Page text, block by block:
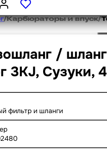
/Карбюраторы и впуск/
/
3KJ, Сузуки,
фильтр и шланги